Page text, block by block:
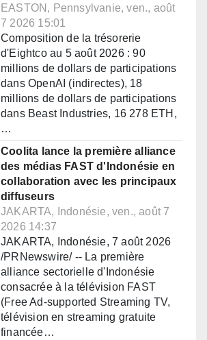
EASTON, Pennsylvanie, ven., août
7 2026 15:01
Composition de la trésorerie
d'Eightco au 5 août 2026 : 90
millions de dollars de participations
dans OpenAI (indirectes), 18
millions de dollars de participations
dans Beast Industries, 16 278 ETH,
…
Coolita lance la première alliance
des médias FAST d'Indonésie en
collaboration avec les principaux
diffuseurs
JAKARTA, Indonésie, ven., août 7
2026 14:37
JAKARTA, Indonésie, 7 août 2026
/PRNewswire/ -- La première
alliance sectorielle d'Indonésie
consacrée à la télévision FAST
(Free Ad-supported Streaming TV,
télévision en streaming gratuite
financée…